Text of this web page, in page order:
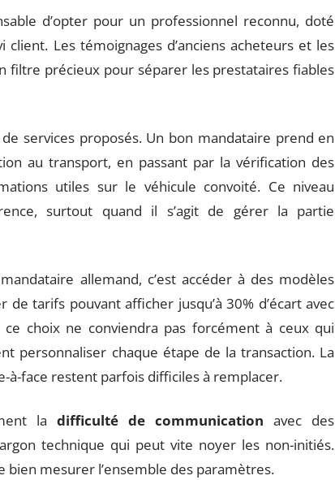
d’opter pour un professionnel reconnu, doté
client. Les témoignages d’anciens acheteurs et les
filtre précieux pour séparer les prestataires fiables
services proposés. Un bon mandataire prend en
au transport, en passant par la vérification des
utiles sur le véhicule convoité. Ce niveau
surtout quand il s’agit de gérer la partie
allemand, c’est accéder à des modèles
tarifs pouvant afficher jusqu’à 30% d’écart avec
ce choix ne conviendra pas forcément à ceux qui
personnaliser chaque étape de la transaction. La
à-face restent parfois difficiles à remplacer.
ladifficulté de communication avec des
technique qui peut vite noyer les non-initiés.
bien mesurer l’ensemble des paramètres.